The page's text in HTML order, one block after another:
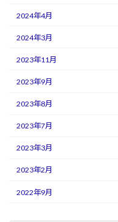
2024年4月
2024年3月
2023年11月
2023年9月
2023年8月
2023年7月
2023年3月
2023年2月
2022年9月